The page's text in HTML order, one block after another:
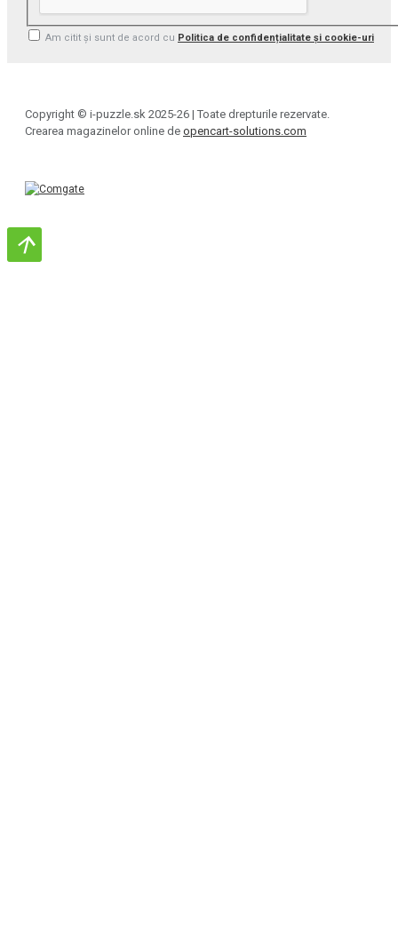
Am citit și sunt de acord cu Politica de confidențialitate și cookie-uri
Copyright © i-puzzle.sk 2025-26 | Toate drepturile rezervate.
Crearea magazinelor online de opencart-solutions.com